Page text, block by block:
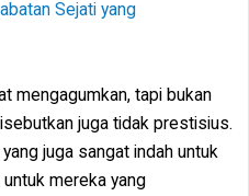
Sejati yang
mengagumkan, tapi bukan
juga tidak prestisius.
juga sangat indah untuk
mereka yang